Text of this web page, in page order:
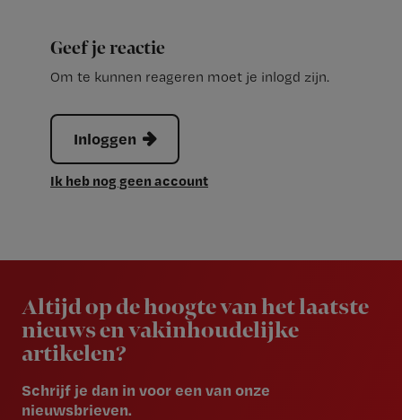
Geef je reactie
Om te kunnen reageren moet je inlogd zijn.
Inloggen
Ik heb nog geen account
Altijd op de hoogte van het laatste
nieuws en vakinhoudelijke
artikelen?
Schrijf je dan in voor een van onze
nieuwsbrieven.